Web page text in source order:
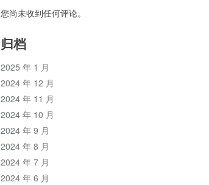
您尚未收到任何评论。
归档
2025 年 1 月
2024 年 12 月
2024 年 11 月
2024 年 10 月
2024 年 9 月
2024 年 8 月
2024 年 7 月
2024 年 6 月